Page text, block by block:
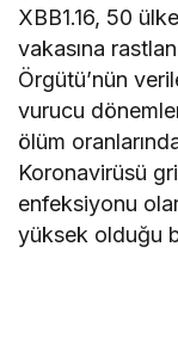
XBB1.16, 50
vakasına
Örgütü’nün
vurucu
ölüm
Koronavirüsü
enfeksiyonu
yüksek olduğu